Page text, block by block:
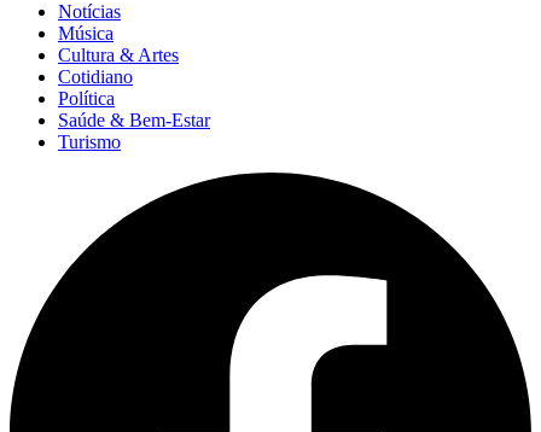
Notícias
Música
Cultura & Artes
Cotidiano
Política
Saúde & Bem-Estar
Turismo